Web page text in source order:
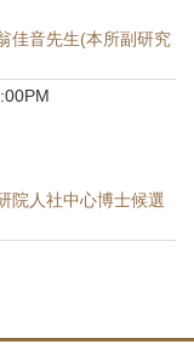
佳音先生(本所副研究
院人社中心博士候選